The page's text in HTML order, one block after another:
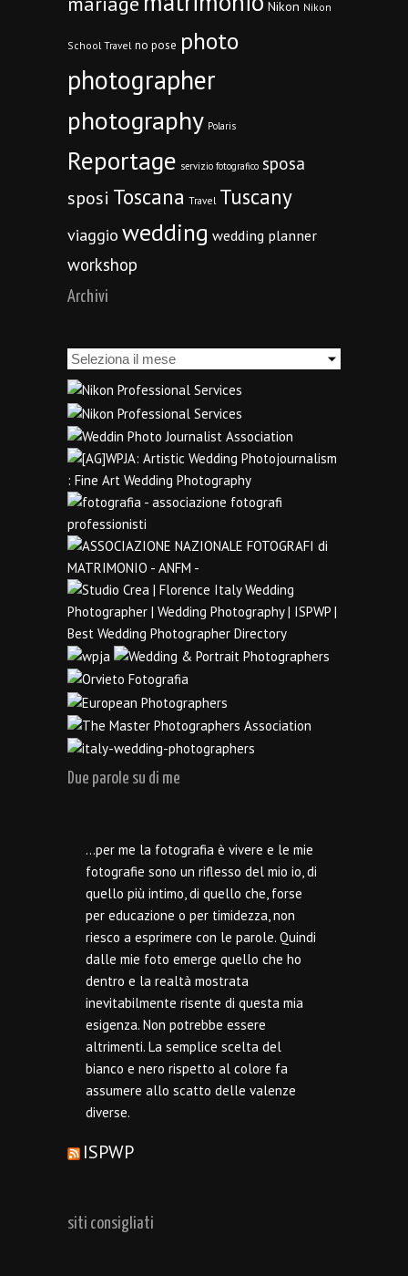
Nikon Nikon
School Travel no pose photo
photographer
photography Polaris
Reportage servizio fotografico sposa
sposi Toscana Travel Tuscany
viaggio wedding wedding planner
workshop
Archivi
Archivi
Due parole su di me
…per me la fotografia è vivere e le mie
fotografie sono un riflesso del mio io, di
quello più intimo, di quello che, forse
per educazione o per timidezza, non
riesco a esprimere con le parole. Quindi
dalle mie foto emerge quello che ho
dentro e la realtà mostrata
inevitabilmente risente di questa mia
esigenza. Non potrebbe essere
altrimenti. La semplice scelta del
bianco e nero rispetto al colore fa
assumere allo scatto delle valenze
diverse.
ISPWP
siti consigliati